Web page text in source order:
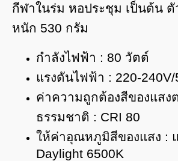
กีฬาในร่ม หอประชุม เป็นต้น
หนัก 530 กรัม
กำลังไฟฟ้า : 80 วัตต์
แรงดันไฟฟ้า : 220-240V/
ค่าความถูกต้องสีของแสง
ธรรมชาติ : CRI 80
ให้ค่าอุณหภูมิสีของแสง :
Daylight 6500K